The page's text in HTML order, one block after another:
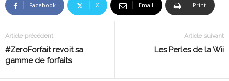
Facebook X Email Print
Article précédent
#ZeroForfait revoit sa
gamme de forfaits
Article suivant
Les Perles de la Wii